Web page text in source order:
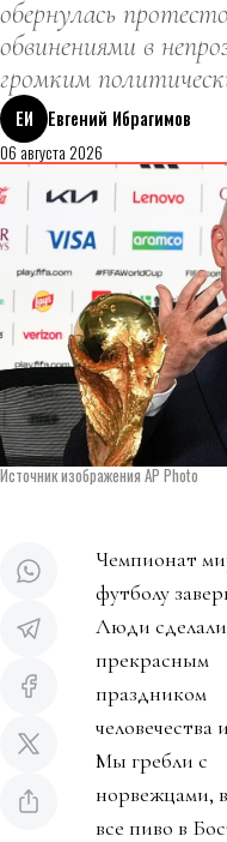
обернулась
обвинениями в
громким
ЕИ
Евгений Ибрагимов
06 августа 2026
Источник изображения AP Photo
Чемпионат
футболу
Люди сделали
прекрасным
праздником
человечества
Мы гребли с
норвежцами,
все пиво в